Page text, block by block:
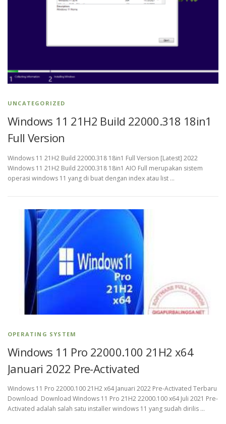
UNCATEGORIZED
Windows 11 21H2 Build 22000.318 18in1
Full Version
Windows 11 21H2 Build 22000.318 18in1 Full Version [Latest] 2022
Windows 11 21H2 Build 22000.318 18in1 AIO Full merupakan sistem
operasi windows 11 yang di buat dengan index atau list …
OPERATING SYSTEM
Windows 11 Pro 22000.100 21H2 x64
Januari 2022 Pre-Activated
Windows 11 Pro 22000.100 21H2 x64 Januari 2022 Pre-Activated Terbaru
Download Download Windows 11 Pro 21H2 22000.100 x64 Juli 2021 Pre-
Activated adalah salah satu installer windows 11 yang sudah dirilis …